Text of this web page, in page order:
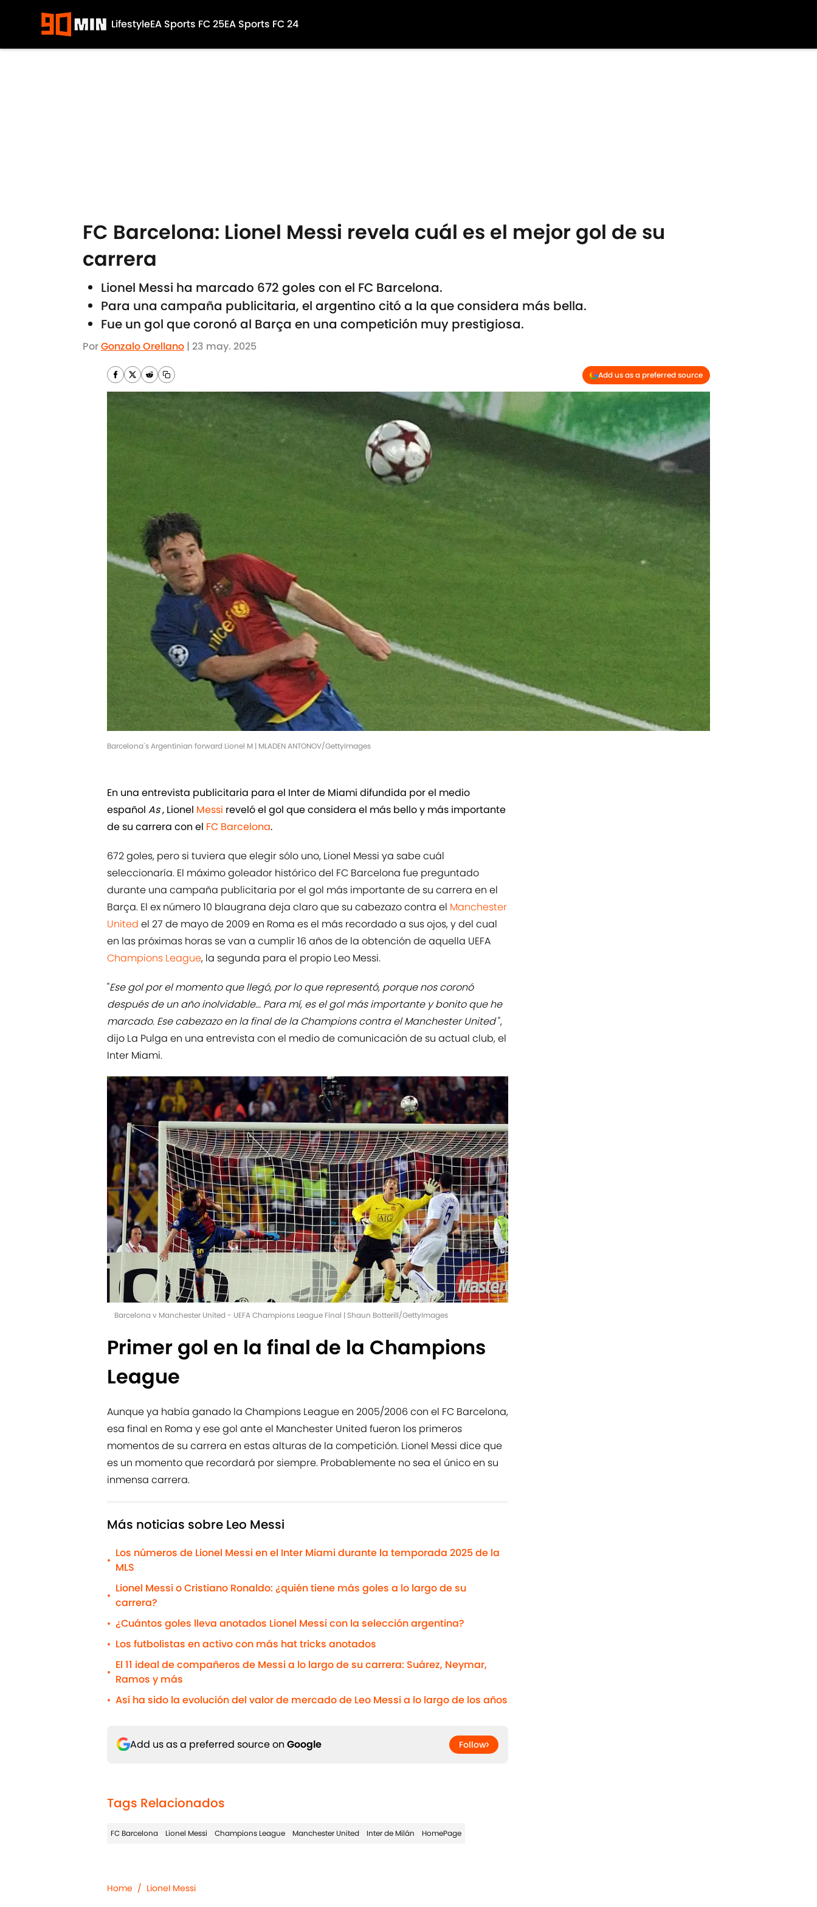
LifestyleEA Sports FC 25EA Sports FC 24
FC Barcelona: Lionel Messi revela cuál es el mejor gol de su
carrera
Lionel Messi ha marcado 672 goles con el FC Barcelona.
Para una campaña publicitaria, el argentino citó a la que considera más bella.
Fue un gol que coronó al Barça en una competición muy prestigiosa.
PorGonzalo Orellano | 23 may. 2025
Add us as a preferred source
Barcelona´s Argentinian forward Lionel M | MLADEN ANTONOV/GettyImages
En una entrevista publicitaria para el Inter de Miami difundida por el medio
español As, Lionel Messi reveló el gol que considera el más bello y más importante
de su carrera con el FC Barcelona.
672 goles, pero si tuviera que elegir sólo uno, Lionel Messi ya sabe cuál
seleccionaría. El máximo goleador histórico del FC Barcelona fue preguntado
durante una campaña publicitaria por el gol más importante de su carrera en el
Barça. El ex número 10 blaugrana deja claro que su cabezazo contra el Manchester
United el 27 de mayo de 2009 en Roma es el más recordado a sus ojos, y del cual
en las próximas horas se van a cumplir 16 años de la obtención de aquella UEFA
Champions League, la segunda para el propio Leo Messi.
"Ese gol por el momento que llegó, por lo que representó, porque nos coronó
después de un año inolvidable... Para mí, es el gol más importante y bonito que he
marcado. Ese cabezazo en la final de la Champions contra el Manchester United",
dijo La Pulga en una entrevista con el medio de comunicación de su actual club, el
Inter Miami.
Barcelona v Manchester United - UEFA Champions League Final | Shaun Botterill/GettyImages
Primer gol en la final de la Champions
League
Aunque ya había ganado la Champions League en 2005/2006 con el FC Barcelona,
​​esa final en Roma y ese gol ante el Manchester United fueron los primeros
momentos de su carrera en estas alturas de la competición. Lionel Messi dice que
es un momento que recordará por siempre. Probablemente no sea el único en su
inmensa carrera.
Más noticias sobre Leo Messi
•
Los números de Lionel Messi en el Inter Miami durante la temporada 2025 de la
MLS
•
Lionel Messi o Cristiano Ronaldo: ¿quién tiene más goles a lo largo de su
carrera?
• ¿Cuántos goles lleva anotados Lionel Messi con la selección argentina?
• Los futbolistas en activo con más hat tricks anotados
•
El 11 ideal de compañeros de Messi a lo largo de su carrera: Suárez, Neymar,
Ramos y más
• Así ha sido la evolución del valor de mercado de Leo Messi a lo largo de los años
Add us as a preferred source on Google Follow
Tags Relacionados
FC Barcelona Lionel Messi Champions League Manchester United Inter de Milán HomePage
Home / Lionel Messi